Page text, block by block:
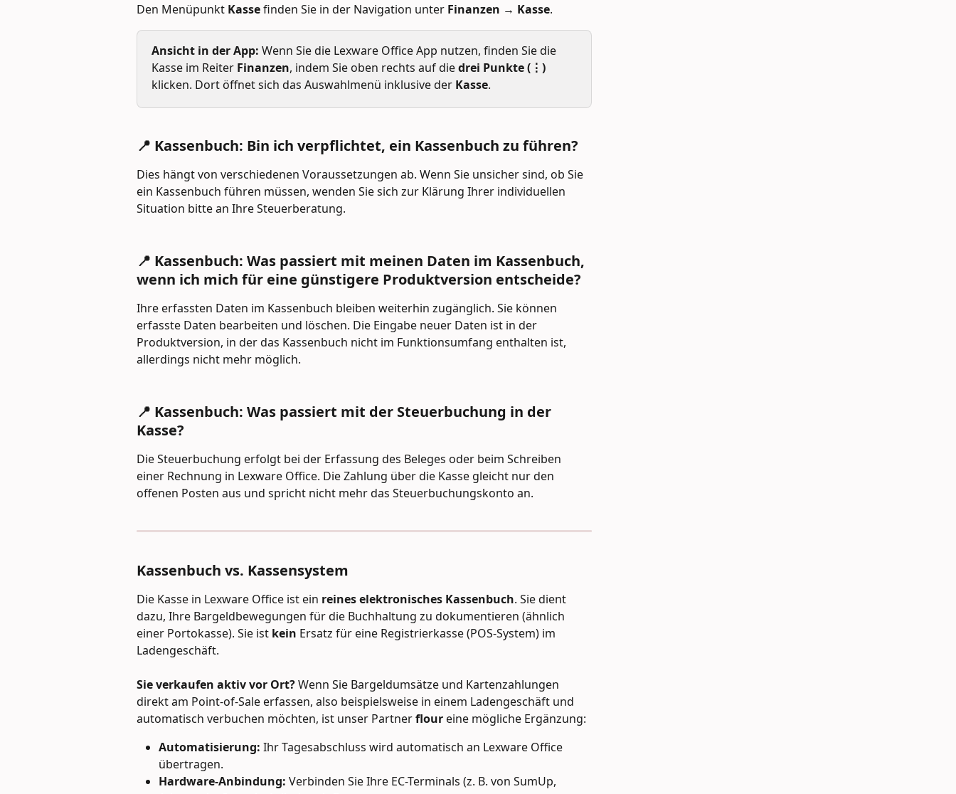
Den Menüpunkt Kasse finden Sie in der Navigation unter Finanzen → Kasse.
Ansicht in der App: Wenn Sie die Lexware Office App nutzen, finden Sie die
Kasse im Reiter Finanzen, indem Sie oben rechts auf die drei Punkte (⋮)
klicken. Dort öffnet sich das Auswahlmenü inklusive der Kasse.
📍 Kassenbuch: Bin ich verpflichtet, ein Kassenbuch zu führen?
Dies hängt von verschiedenen Voraussetzungen ab. Wenn Sie unsicher sind, ob Sie
ein Kassenbuch führen müssen, wenden Sie sich zur Klärung Ihrer individuellen
Situation bitte an Ihre Steuerberatung.
📍 Kassenbuch: Was passiert mit meinen Daten im Kassenbuch,
wenn ich mich für eine günstigere Produktversion entscheide?
Ihre erfassten Daten im Kassenbuch bleiben weiterhin zugänglich. Sie können
erfasste Daten bearbeiten und löschen. Die Eingabe neuer Daten ist in der
Produktversion, in der das Kassenbuch nicht im Funktionsumfang enthalten ist,
allerdings nicht mehr möglich.
📍 Kassenbuch: Was passiert mit der Steuerbuchung in der
Kasse?
Die Steuerbuchung erfolgt bei der Erfassung des Beleges oder beim Schreiben
einer Rechnung in Lexware Office. Die Zahlung über die Kasse gleicht nur den
offenen Posten aus und spricht nicht mehr das Steuerbuchungskonto an.
Kassenbuch vs. Kassensystem
Die Kasse in Lexware Office ist ein reines elektronisches Kassenbuch. Sie dient
dazu, Ihre Bargeldbewegungen für die Buchhaltung zu dokumentieren (ähnlich
einer Portokasse). Sie ist kein Ersatz für eine Registrierkasse (POS-System) im
Ladengeschäft.
Sie verkaufen aktiv vor Ort? Wenn Sie Bargeldumsätze und Kartenzahlungen
direkt am Point-of-Sale erfassen, also beispielsweise in einem Ladengeschäft und
automatisch verbuchen möchten, ist unser Partner flour eine mögliche Ergänzung:
Automatisierung: Ihr Tagesabschluss wird automatisch an Lexware Office
übertragen.
Hardware-Anbindung: Verbinden Sie Ihre EC-Terminals (z. B. von SumUp,